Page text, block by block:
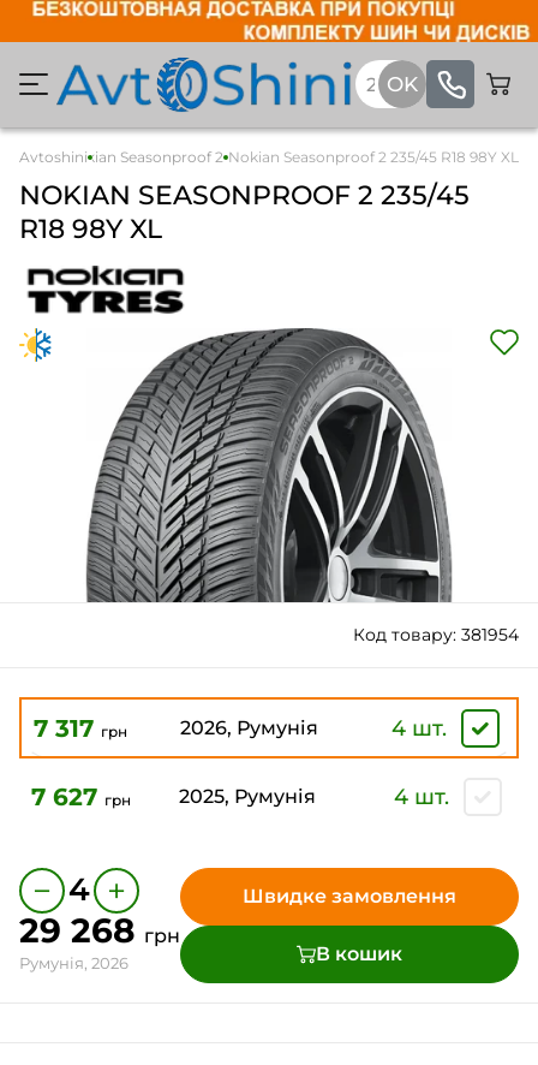
Avtoshini
Легкові Nokian Seasonproof 2 Nokian Seasonproof 2 235/45 R18 98Y XL
NOKIAN SEASONPROOF 2 235/45
R18 98Y XL
Код товару: 381954
7 317 грн 2026, Румунія 4 шт.
7 627 грн 2025, Румунія 4 шт.
− 4 +
29 268 грн
Румунія, 2026
Швидке замовлення
В кошик